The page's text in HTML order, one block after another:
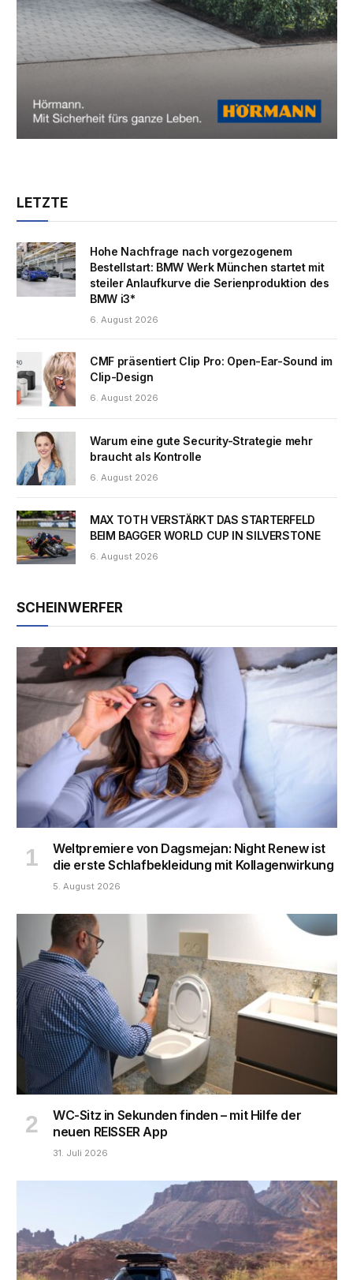
LETZTE
Hohe Nachfrage nach vorgezogenem
Bestellstart: BMW Werk München startet mit
steiler Anlaufkurve die Serienproduktion des
BMW i3*
6. August 2026
CMF präsentiert Clip Pro: Open-Ear-Sound im
Clip-Design
6. August 2026
Warum eine gute Security-Strategie mehr
braucht als Kontrolle
6. August 2026
MAX TOTH VERSTÄRKT DAS STARTERFELD
BEIM BAGGER WORLD CUP IN SILVERSTONE
6. August 2026
SCHEINWERFER
Weltpremiere von Dagsmejan: Night Renew ist
die erste Schlafbekleidung mit Kollagenwirkung
5. August 2026
WC-Sitz in Sekunden finden – mit Hilfe der
neuen REISSER App
31. Juli 2026